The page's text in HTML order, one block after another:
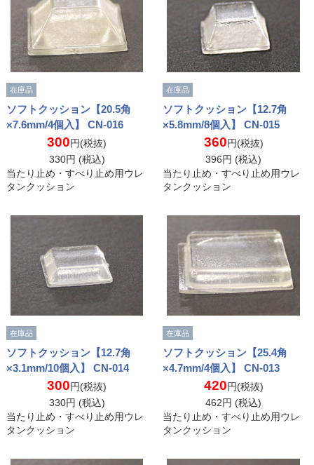
在庫品
ソフトクッション【20.5角
×7.6mm/4個入】 CN-016
300円(税抜)
330円 (税込)
当たり止め・すべり止め用ウレ
タンクッション
在庫品
ソフトクッション【12.7角
×5.8mm/8個入】 CN-015
360円(税抜)
396円 (税込)
当たり止め・すべり止め用ウレ
タンクッション
在庫品
ソフトクッション【12.7角
×3.1mm/10個入】 CN-014
300円(税抜)
330円 (税込)
当たり止め・すべり止め用ウレ
タンクッション
在庫品
ソフトクッション【25.4角
×4.7mm/4個入】 CN-013
420円(税抜)
462円 (税込)
当たり止め・すべり止め用ウレ
タンクッション